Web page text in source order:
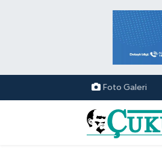
Foto Galeri
Mersin Nöbetçi Eczaneler
Mersin Hava Durumu
Mersin Namaz Vakitleri
Mersin Trafik Yoğunluk